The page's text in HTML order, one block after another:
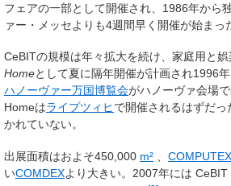
フェアの一部として開催され、1986年から
ァー・メッセよりも4週間早く開催が始まっ
CeBITの規模は年々拡大を続け、家庭用と
Homeとして夏に隔年開催が計画され1996
ハノーヴァー万国博覧会がハノーヴァ会場
Homeはライプツィヒで開催されるはずだ
かれていない。
出展面積はおよそ450,000 m² COMPUTEX
いCOMDEXより大きい。2007年には